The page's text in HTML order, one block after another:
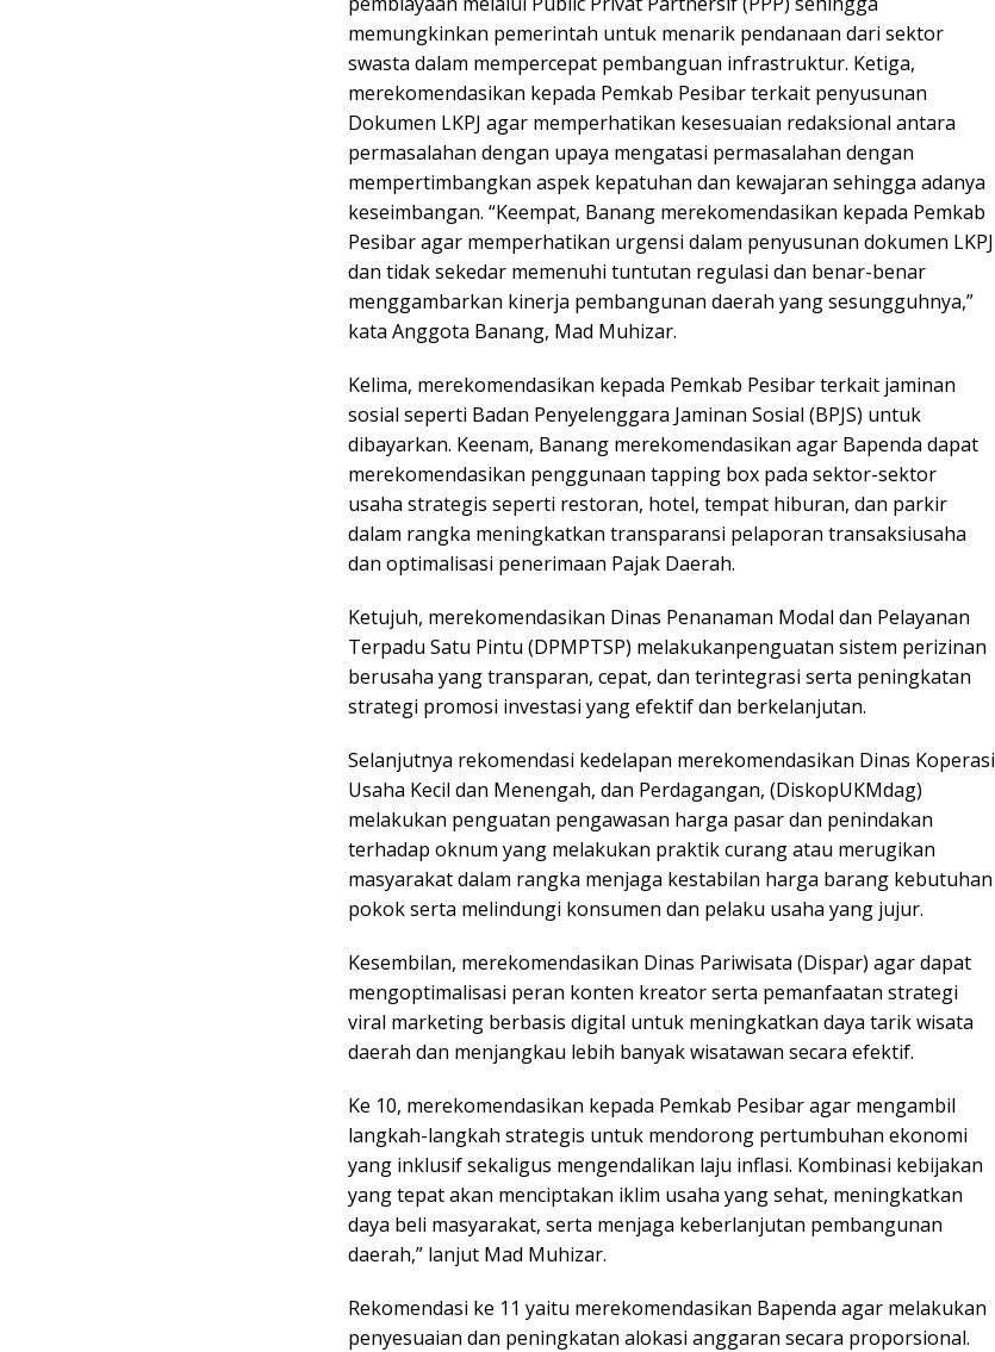
memungkinkan pemerintah untuk menarik pendanaan dari sektor
swasta dalam mempercepat pembanguan infrastruktur. Ketiga,
merekomendasikan kepada Pemkab Pesibar terkait penyusunan
Dokumen LKPJ agar memperhatikan kesesuaian redaksional antara
permasalahan dengan upaya mengatasi permasalahan dengan
mempertimbangkan aspek kepatuhan dan kewajaran sehingga adanya
keseimbangan. “Keempat, Banang merekomendasikan kepada Pemkab
Pesibar agar memperhatikan urgensi dalam penyusunan dokumen LKPJ
dan tidak sekedar memenuhi tuntutan regulasi dan benar-benar
menggambarkan kinerja pembangunan daerah yang sesungguhnya,”
kata Anggota Banang, Mad Muhizar.
Kelima, merekomendasikan kepada Pemkab Pesibar terkait jaminan
sosial seperti Badan Penyelenggara Jaminan Sosial (BPJS) untuk
dibayarkan. Keenam, Banang merekomendasikan agar Bapenda dapat
merekomendasikan penggunaan tapping box pada sektor-sektor
usaha strategis seperti restoran, hotel, tempat hiburan, dan parkir
dalam rangka meningkatkan transparansi pelaporan transaksiusaha
dan optimalisasi penerimaan Pajak Daerah.
Ketujuh, merekomendasikan Dinas Penanaman Modal dan Pelayanan
Terpadu Satu Pintu (DPMPTSP) melakukanpenguatan sistem perizinan
berusaha yang transparan, cepat, dan terintegrasi serta peningkatan
strategi promosi investasi yang efektif dan berkelanjutan.
Selanjutnya rekomendasi kedelapan merekomendasikan Dinas Koperasi
Usaha Kecil dan Menengah, dan Perdagangan, (DiskopUKMdag)
melakukan penguatan pengawasan harga pasar dan penindakan
terhadap oknum yang melakukan praktik curang atau merugikan
masyarakat dalam rangka menjaga kestabilan harga barang kebutuhan
pokok serta melindungi konsumen dan pelaku usaha yang jujur.
Kesembilan, merekomendasikan Dinas Pariwisata (Dispar) agar dapat
mengoptimalisasi peran konten kreator serta pemanfaatan strategi
viral marketing berbasis digital untuk meningkatkan daya tarik wisata
daerah dan menjangkau lebih banyak wisatawan secara efektif.
Ke 10, merekomendasikan kepada Pemkab Pesibar agar mengambil
langkah-langkah strategis untuk mendorong pertumbuhan ekonomi
yang inklusif sekaligus mengendalikan laju inflasi. Kombinasi kebijakan
yang tepat akan menciptakan iklim usaha yang sehat, meningkatkan
daya beli masyarakat, serta menjaga keberlanjutan pembangunan
daerah,” lanjut Mad Muhizar.
Rekomendasi ke 11 yaitu merekomendasikan Bapenda agar melakukan
penyesuaian dan peningkatan alokasi anggaran secara proporsional.